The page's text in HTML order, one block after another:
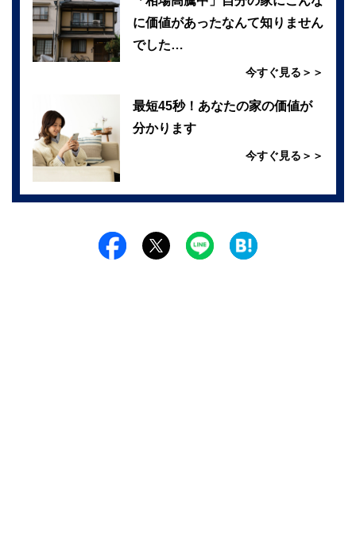
に価値があったなんて知りません
でした…
今すぐ見る＞＞
最短45秒！あなたの家の価値が
分かります
今すぐ見る＞＞